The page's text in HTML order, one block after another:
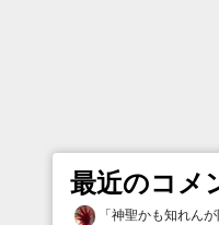
最近のコメ
「神聖かも知れん